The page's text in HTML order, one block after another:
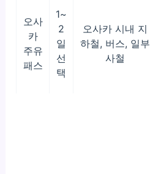
오사
카
주유
패스
1~
2
일
선
택
오사카 시내 지
하철, 버스, 일부
사철